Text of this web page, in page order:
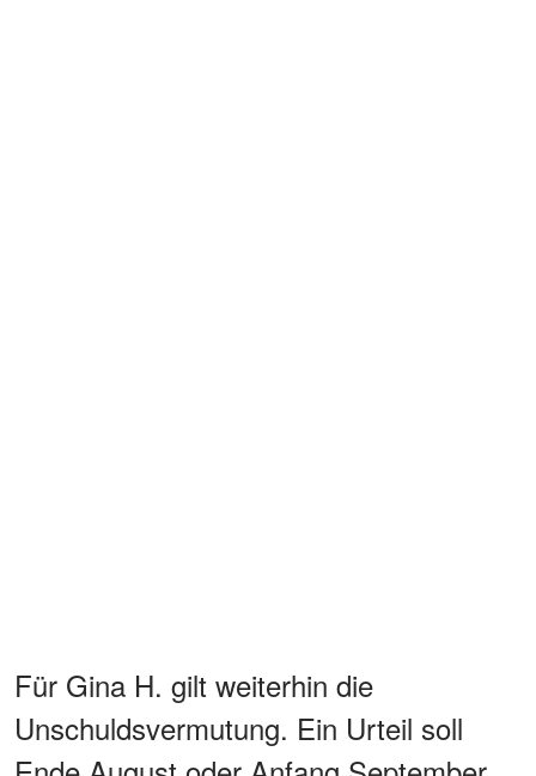
Für Gina H. gilt weiterhin die
Unschuldsvermutung. Ein Urteil soll